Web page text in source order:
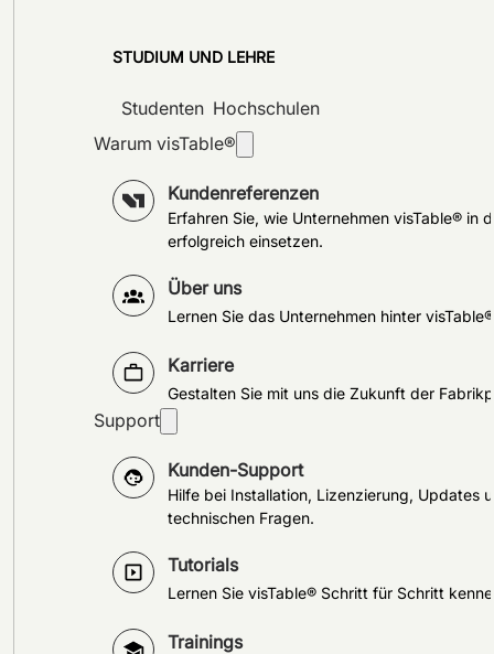
STUDIUM UND LEHRE
Studenten Hochschulen
Warum visTable®
Kundenreferenzen
Erfahren Sie, wie Unternehmen visTable® in
erfolgreich einsetzen.
Über uns
Lernen Sie das Unternehmen hinter
Karriere
Gestalten Sie mit uns die Zukunft der
Support
Kunden-Support
Hilfe bei Installation, Lizenzierung, Updates
technischen Fragen.
Tutorials
Lernen Sie visTable® Schritt für Schritt
Trainings